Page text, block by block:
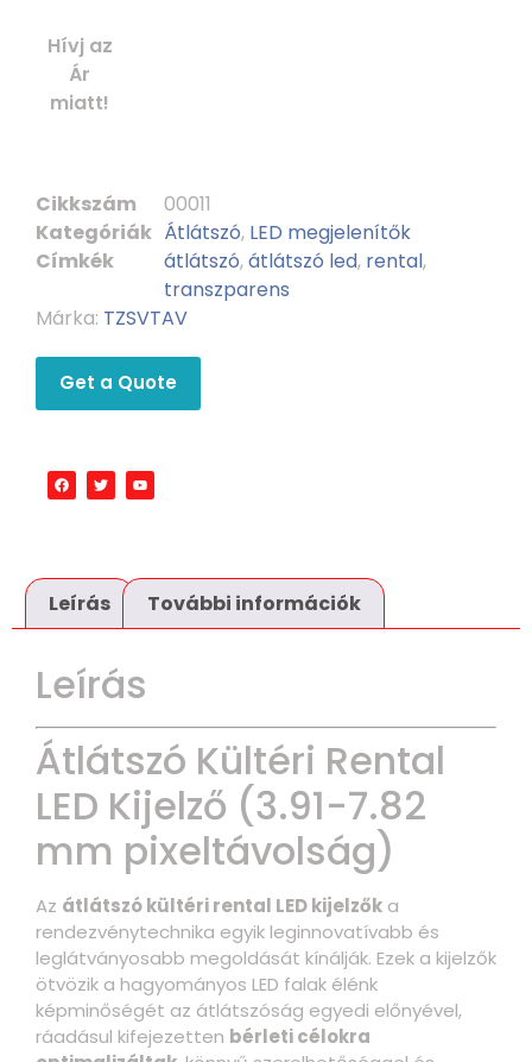
Hívj az
Ár
miatt!
Cikkszám
00011
Kategóriák Átlátszó, LED megjelenítők
Címkék
átlátszó,átlátszó led, rental,
transzparens
Márka: TZSVTAV
Get a Quote
Leírás További információk
Leírás
Átlátszó Kültéri Rental
LED Kijelző (3.91-7.82
mm pixeltávolság)
Az átlátszó kültéri rental LED kijelzők a
rendezvénytechnika egyik leginnovatívabb és
leglátványosabb megoldását kínálják. Ezek a kijelzők
ötvözik a hagyományos LED falak élénk
képminőségét az átlátszóság egyedi előnyével,
ráadásul kifejezetten bérleti célokra